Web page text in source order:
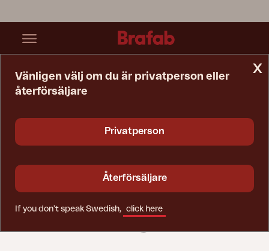
x
Vänligen välj om du är privatperson eller
återförsäljare
Privatperson
Återförsäljare
If you don't speak Swedish, click here